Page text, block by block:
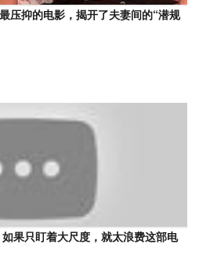
压抑的电影，揭开了夫妻间的“潜规
果只盯着大尺度，就太浪费这部电